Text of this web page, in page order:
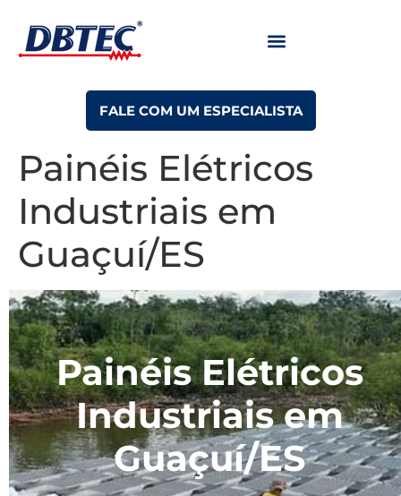
FALE COM UM ESPECIALISTA
Painéis Elétricos
Industriais em
Guaçuí/ES
Painéis Elétricos
Industriais em
Guaçuí/ES